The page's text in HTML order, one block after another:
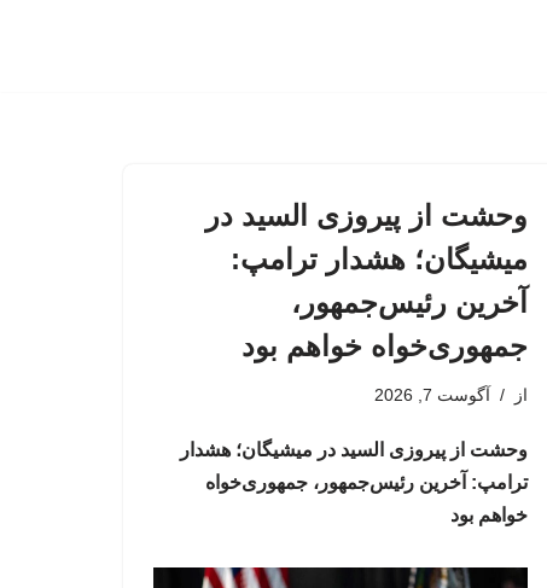
وحشت از پیروزی السید در
میشیگان؛ هشدار ترامپ:
آخرین رئیس‌جمهور،
جمهوری‌خواه خواهم بود
از آگوست 7, 2026
وحشت از پیروزی السید در میشیگان؛ هشدار
ترامپ: آخرین رئیس‌جمهور، جمهوری‌خواه
خواهم بود